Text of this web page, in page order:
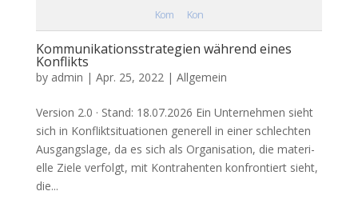
Kom Kon
Kommunikationsstrategien während eines
Konflikts
by admin | Apr. 25, 2022| Allgemein
Ver­si­on 2.0 · Stand: 18.07.2026 Ein Unter­neh­men sieht
sich in Kon­flikt­si­tua­tio­nen gene­rell in einer schlech­ten
Aus­gangs­la­ge, da es sich als Orga­ni­sa­ti­on, die mate­ri­
el­le Zie­le ver­folgt, mit Kon­tra­hen­ten kon­fron­tiert sieht,
die...